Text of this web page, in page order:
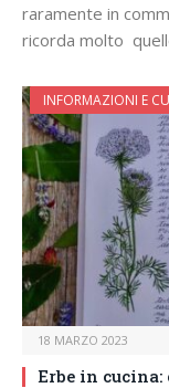
raramente in
ricorda molto
INFORMAZIONI E
18 MARZO 2023
Erbe in